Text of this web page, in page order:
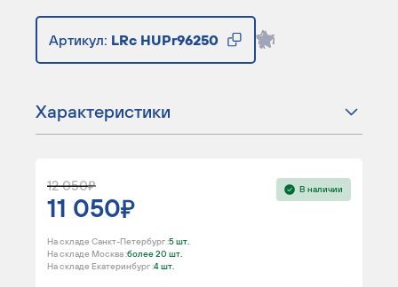
Артикул: LRc HUPr96250
Характеристики
12 050
11 050
В наличии
На складе Санкт-Петербург :5 шт.
На складе Москва :более 20 шт.
На складе Екатеринбург :4 шт.